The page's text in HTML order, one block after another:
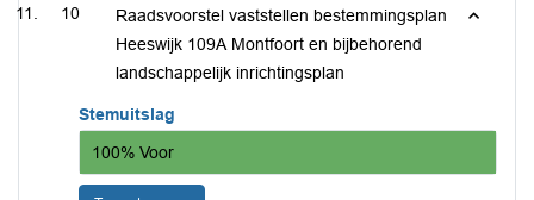
10
Raadsvoorstel vaststellen bestemmingsplan
Heeswijk 109A Montfoort en bijbehorend
landschappelijk inrichtingsplan
Stemuitslag
100% Voor